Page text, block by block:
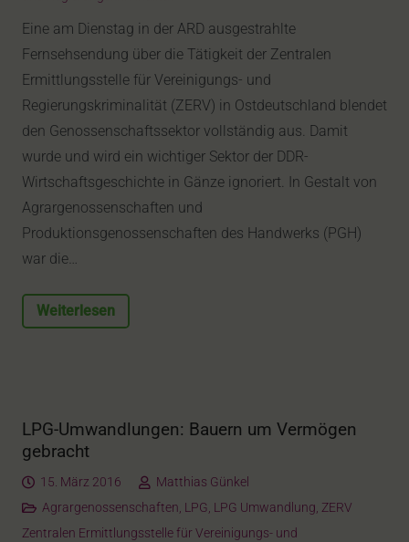
Eine am Dienstag in der ARD ausgestrahlte
Fernsehsendung über die Tätigkeit der Zentralen
Ermittlungsstelle für Vereinigungs- und
Regierungskriminalität (ZERV) in Ostdeutschland blendet
den Genossenschaftssektor vollständig aus. Damit
wurde und wird ein wichtiger Sektor der DDR-
Wirtschaftsgeschichte in Gänze ignoriert. In Gestalt von
Agrargenossenschaften und
Produktionsgenossenschaften des Handwerks (PGH)
war die…
Weiterlesen
LPG-Umwandlungen: Bauern um Vermögen
gebracht
15. März 2016
Matthias Günkel
Agrargenossenschaften, LPG, LPG Umwandlung, ZERV
Zentralen Ermittlungsstelle für Vereinigungs- und